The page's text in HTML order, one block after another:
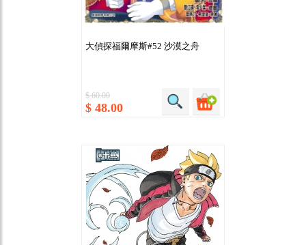
大偵探福爾摩斯#52 沙漠之舟
$ 60.00
$ 48.00